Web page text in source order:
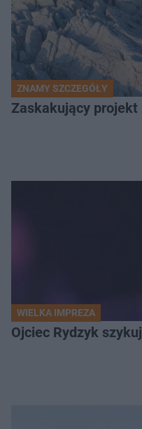
ZNAMY SZCZEGÓŁY
Zaskakujący
WIELKA IMPREZA
Ojciec Rydzyk